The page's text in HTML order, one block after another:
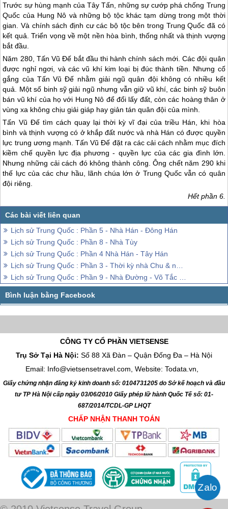
Trước sự hùng mạnh của Tây Tấn, những sự cướp phá chống Trung
Quốc của Hung Nô và những bộ tộc khác tạm dừng trong một thời
gian. Và chính sách định cư các bộ tộc bên trong Trung Quốc đã có
kết quả. Triển vọng về một nền hòa bình, thống nhất và thịnh vượng
bắt đầu.
Năm 280, Tấn Vũ Đế bắt đầu thi hành chính sách mới. Các đội quân
được nghỉ ngơi, và các vũ khí kim loại bị đúc thành tiền. Nhưng cố
gắng của Tấn Vũ Đế nhằm giải ngũ quân đội không có nhiều kết
quả. Một số binh sỹ giải ngũ nhưng vẫn giữ vũ khí, các binh sỹ buôn
bán vũ khí của họ với Hung Nô để đổi lấy đất, còn các hoàng thân ở
vùng xa không chịu giải giáp hay giản tán quân đội của mình.
Tấn Vũ Đế tìm cách quay lại thời kỳ vĩ đại của triều Hán, khi hòa
bình và thịnh vượng có ở khắp đất nước và nhà Hán có được quyền
lực trung ương mạnh. Tấn Vũ Đế đặt ra các cải cách nhằm mục đích
kiềm chế quyền lực địa phương - quyền lực của các gia đình lớn.
Nhưng những cải cách đó không thành công. Ông chết năm 290 khi
thế lực của các chư hầu, lãnh chúa lớn ở Trung Quốcvẫn có quân
đội riêng.
Hết phần 6.
Lịch sử Trung Quốc : Phần 5 - Nhà Hán - Đông Hán
Lịch sử Trung Quốc : Phần 8 - Nhà Tùy
Lịch sử Trung Quốc : Phần 4 Nhà Hán - Tây Hán
Lịch sử Trung Quốc : Phần 3 - Thời kỳ nhà Chu & nhà Tần
Lịch sử Trung Quốc : Phần 9 - Nhà Đường - Võ Tắc Thiên
CÔNG TY CỔ PHẦN VIETSENSE
Trụ Sở Tại Hà Nội: Số 88 Xã Đàn – Quận Đống Đa – Hà Nội
Email: Info@vietsensetravel.com, Website: Todata.vn,
Giấy chứng nhận đăng ký kinh doanh số: 0104731205 do Sở kế hoạch và đầu
tư TP Hà Nội cấp ngày 03/06/2010 Giấy phép lữ hành Quốc Tế số: 01-
687/2014/TCDL-GP LHQT
CHẤP NHẬN THANH TOÁN